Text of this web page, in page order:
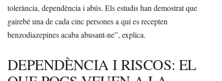
tolerància, dependència i abús. Els estudis han demostrat que
gairebé una de cada cinc persones a qui es recepten
benzodiazepines acaba abusant-ne”, explica.
DEPENDÈNCIA I RISCOS: EL